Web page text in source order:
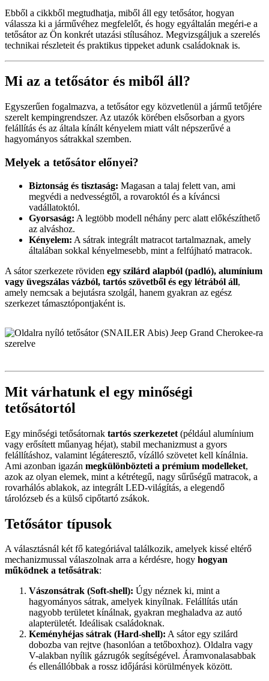
Ebből a cikkből megtudhatja, miből áll egy tetősátor, hogyan
válassza ki a járművéhez megfelelőt, és hogy egyáltalán megéri-e a
tetősátor az Ön konkrét utazási stílusához. Megvizsgáljuk a szerelés
technikai részleteit és praktikus tippeket adunk családoknak is.
Mi az a tetősátor és miből áll?
Egyszerűen fogalmazva, a tetősátor egy közvetlenül a jármű tetőjére
szerelt kempingrendszer. Az utazók körében elsősorban a gyors
felállítás és az általa kínált kényelem miatt vált népszerűvé a
hagyományos sátrakkal szemben.
Melyek a tetősátor előnyei?
Biztonság és tisztaság: Magasan a talaj felett van, ami
megvédi a nedvességtől, a rovaroktól és a kíváncsi
vadállatoktól.
Gyorsaság: A legtöbb modell néhány perc alatt előkészíthető
az alváshoz.
Kényelem: A sátrak integrált matracot tartalmaznak, amely
általában sokkal kényelmesebb, mint a felfújható matracok.
A sátor szerkezete röviden egy szilárd alapból (padló), alumínium
vagy üvegszálas vázból, tartós szövetből és egy létrából áll,
amely nemcsak a bejutásra szolgál, hanem gyakran az egész
szerkezet támasztópontjaként is.
Mit várhatunk el egy minőségi
tetősátortól
Egy minőségi tetősátornak tartós szerkezetet (például alumínium
vagy erősített műanyag héjat), stabil mechanizmust a gyors
felállításhoz, valamint légáteresztő, vízálló szövetet kell kínálnia.
Ami azonban igazán megkülönbözteti a prémium modelleket,
azok az olyan elemek, mint a kétrétegű, nagy sűrűségű matracok, a
rovarhálós ablakok, az integrált LED-világítás, a elegendő
tárolózseb és a külső cipőtartó zsákok.
Tetősátor típusok
A választásnál két fő kategóriával találkozik, amelyek kissé eltérő
mechanizmussal válaszolnak arra a kérdésre, hogy hogyan
működnek a tetősátrak:
Vászonsátrak (Soft-shell): Úgy néznek ki, mint a
hagyományos sátrak, amelyek kinyílnak. Felállítás után
nagyobb területet kínálnak, gyakran meghaladva az autó
alapterületét. Ideálisak családoknak.
Keményhéjas sátrak (Hard-shell): A sátor egy szilárd
dobozba van rejtve (hasonlóan a tetőboxhoz). Oldalra vagy
V-alakban nyílik gázrugók segítségével. Áramvonalasabbak
és ellenállóbbak a rossz időjárási körülmények között.